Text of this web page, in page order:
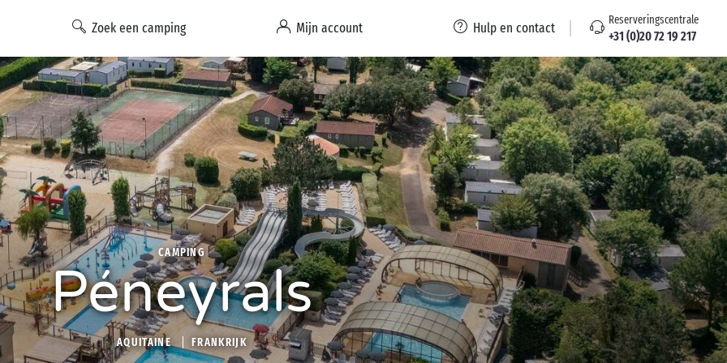
Zoek een camping Mijn account Hulp en contact Reserveringscentrale
+31 (0)20 72 19 217
CAMPING
Péneyrals
AQUITAINE FRANKRIJK